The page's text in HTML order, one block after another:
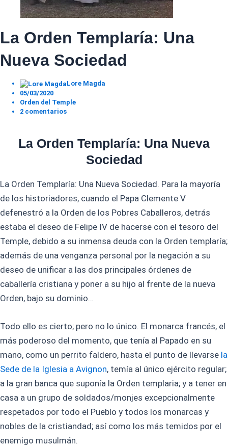
La Orden Templaría: Una
Nueva Sociedad
Lore Magda
05/03/2020
Orden del Temple
2 comentarios
La Orden Templaría: Una Nueva
Sociedad
La Orden Templaría: Una Nueva Sociedad. Para la mayoría
de los historiadores, cuando el Papa Clemente V
defenestró a la Orden de los Pobres Caballeros, detrás
estaba el deseo de Felipe IV de hacerse con el tesoro del
Temple, debido a su inmensa deuda con la Orden templaría;
además de una venganza personal por la negación a su
deseo de unificar a las dos principales órdenes de
caballería cristiana y poner a su hijo al frente de la nueva
Orden, bajo su dominio…
Todo ello es cierto; pero no lo único. El monarca francés, el
más poderoso del momento, que tenía al Papado en su
mano, como un perrito faldero, hasta el punto de llevarse la
Sede de la Iglesia a Avignon, temía al único ejército regular;
a la gran banca que suponía la Orden templaria; y a tener en
casa a un grupo de soldados/monjes excepcionalmente
respetados por todo el Pueblo y todos los monarcas y
nobles de la cristiandad; así como los más temidos por el
enemigo musulmán.